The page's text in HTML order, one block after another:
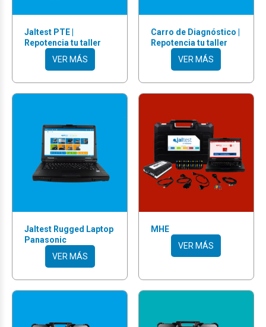
Jaltest PTE |
Repotencia tu taller
VER MÁS
Carro de Diagnóstico |
Repotencia tu taller
VER MÁS
Jaltest Rugged Laptop
Panasonic
VER MÁS
MHE
VER MÁS